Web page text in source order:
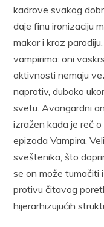
kadrove svakog
daje finu ironizaciju
makar i kroz
vampirima: oni
aktivnosti nemaju
naprotiv, duboko
svetu. Avangardni
izražen kada je reč
epizoda Vampira,
sveštenika, što
se on može tumačiti
protivu čitavog
hijerarhizujućih